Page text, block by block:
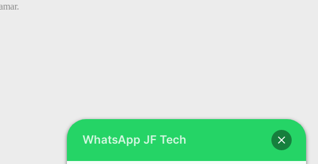
WhatsApp JF Tech